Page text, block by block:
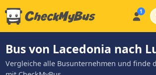
Bus von Lacedonia nach
Vergleiche alle Busunternehmen und finde